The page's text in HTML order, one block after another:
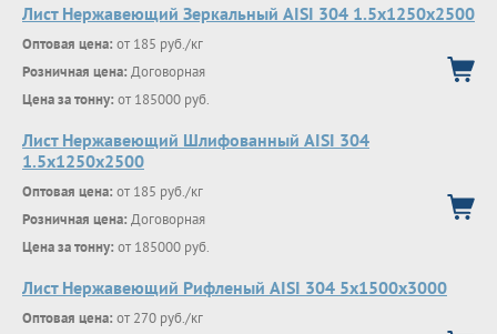
Лист Нержавеющий Зеркальный AISI 304 1.5х1250х2500
Оптовая цена: от 185 руб./кг
Розничная цена: Договорная
Цена за тонну: от 185000 руб.
Лист Нержавеющий Шлифованный AISI 304
1.5х1250х2500
Оптовая цена: от 185 руб./кг
Розничная цена: Договорная
Цена за тонну: от 185000 руб.
Лист Нержавеющий Рифленый AISI 304 5х1500х3000
Оптовая цена: от 270 руб./кг